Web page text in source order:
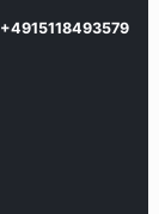
+4915118493579